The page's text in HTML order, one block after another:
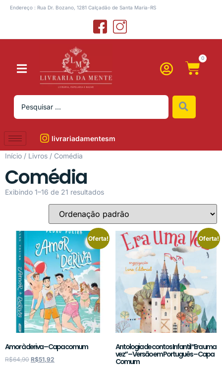
Endereço : Rua Dr. Bozano, 1281 Calçadão de Santa Maria-RS
0
livrariadamentesm
Início / Livros / Comédia
Comédia
Exibindo 1–16 de 21 resultados
Oferta!
Amor à deriva – Capa comum
R$64,90 R$51,92
Oferta!
Antologia de contos Infantil “Era uma
vez” – Versão em Português – Capa
Comum